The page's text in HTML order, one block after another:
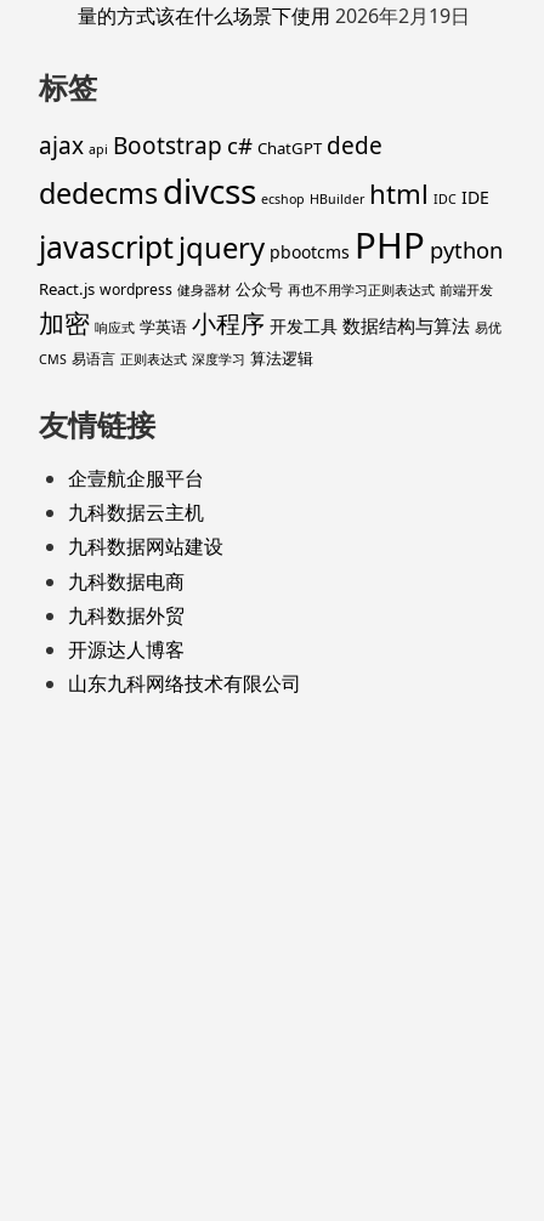
量的方式该在什么场景下使用 2026年2月19日
标签
ajax api Bootstrap c# ChatGPT dede
dedecmsdivcss ecshop HBuilder html IDC IDE
javascriptjquery pbootcms PHP python
React.js wordpress 健身器材 公众号 再也不用学习正则表达式 前端开发
加密 响应式 学英语 小程序 开发工具 数据结构与算法 易优
CMS 易语言 正则表达式 深度学习 算法逻辑
友情链接
企壹航企服平台
九科数据云主机
九科数据网站建设
九科数据电商
九科数据外贸
开源达人博客
山东九科网络技术有限公司